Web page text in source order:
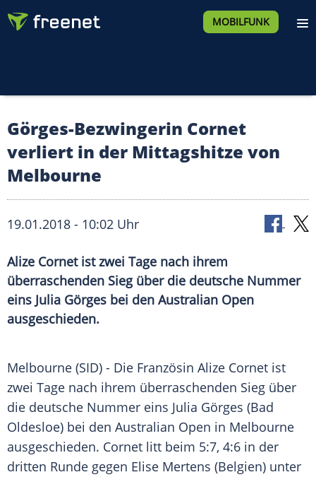
MOBILFUNK
Görges-Bezwingerin Cornet
verliert in der Mittagshitze von
Melbourne
19.01.2018 - 10:02 Uhr
Alize Cornet ist zwei Tage nach ihrem
überraschenden Sieg über die deutsche Nummer
eins Julia Görges bei den Australian Open
ausgeschieden.
Melbourne (SID) - Die Französin Alize Cornet ist
zwei Tage nach ihrem überraschenden Sieg über
die deutsche Nummer eins Julia Görges (Bad
Oldesloe) bei den Australian Open in Melbourne
ausgeschieden. Cornet litt beim 5:7, 4:6 in der
dritten Runde gegen Elise Mertens (Belgien) unter